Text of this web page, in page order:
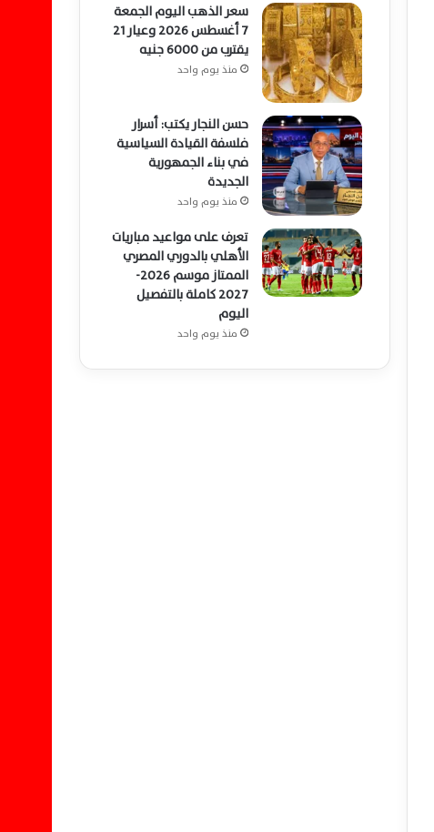
سعر الذهب اليوم الجمعة
7 أغسطس 2026 وعيار 21
يقترب من 6000 جنيه
منذ يوم واحد
حسن النجار يكتب: أسرار
فلسفة القيادة السياسية
في بناء الجمهورية
الجديدة
منذ يوم واحد
تعرف على مواعيد مباريات
الأهلي بالدوري المصري
الممتاز موسم 2026-
2027 كاملة بالتفصيل
اليوم
منذ يوم واحد